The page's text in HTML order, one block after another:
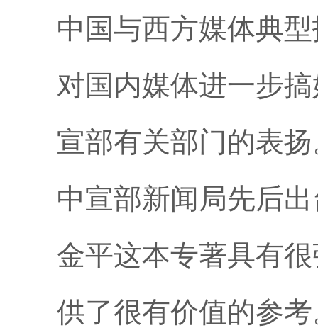
中国与西方媒体典
对国内媒体进一步
宣部有关部门的表
中宣部新闻局先后
金平这本专著具有
供了很有价值的参